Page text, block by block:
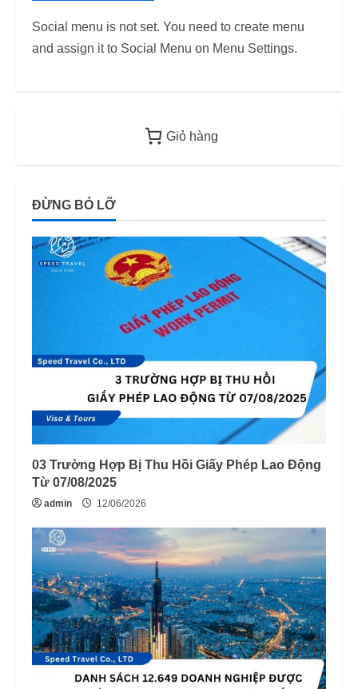
từ 2026
Social menu is not set. You need to create menu
and assign it to Social Menu on Menu Settings.
Giỏ hàng
ĐỪNG BỎ LỠ
03 Trường Hợp Bị Thu Hồi Giấy Phép Lao Động
Từ 07/08/2025
admin 12/06/2026